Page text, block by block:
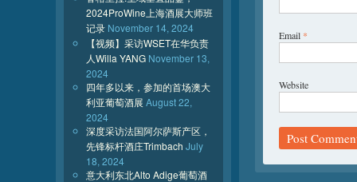
Email *
Website
2024ProWine上海酒展大师班
记录 November 14, 2024
【视频】采访WSET在华负责
人Willa YANG November 13,
2024
四年多以来，参加的首场澳大
利亚葡萄酒展 August 22,
2024
深度采访法国阿尔萨斯产区，
先锋标杆酒庄Trimbach July
18, 2024
意大利东北Alto Adige葡萄酒